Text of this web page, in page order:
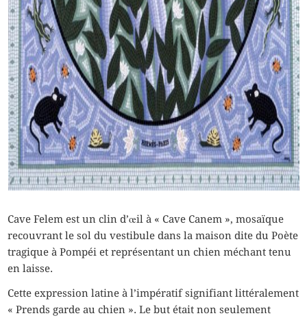
Cave Felem est un clin d’œil à « Cave Canem », mosaïque
recouvrant le sol du vestibule dans la maison dite du Poète
tragique à Pompéi et représentant un chien méchant tenu
en laisse.
Cette expression latine à l’impératif signifiant littéralement
« Prends garde au chien ». Le but était non seulement